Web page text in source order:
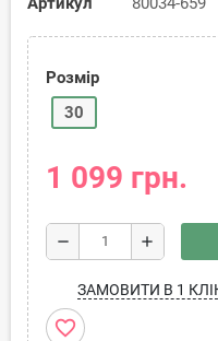
Розмір
30
1 099 грн.
remove add
ЗАМОВИТИ В 1
favorite_border